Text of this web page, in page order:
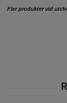
Fler produkter vid